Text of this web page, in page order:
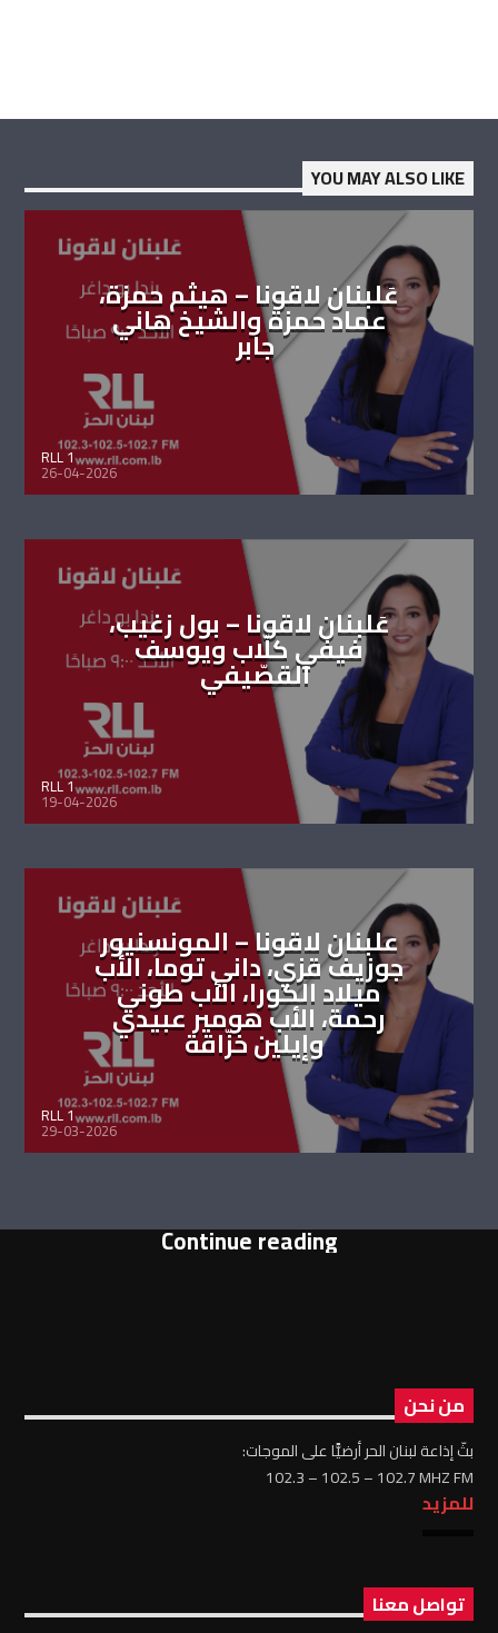
YOU MAY ALSO LIKE
عَلبنان لاقونا – هيثم حمزة،
عماد حمزة والشيخ هاني
جابر
RLL 1
26-04-2026
عَلبنان لاقونا – بول زغيب،
فيفي كلّاب ويوسف
القصّيفي
RLL 1
19-04-2026
علبنان لاقونا – المونسنيور
جوزيف قزي، داني توما، الأب
ميلاد الكورا، الأب طوني
رحمة، الأب هومير عبيدي
وإيلين خزّاقة
RLL 1
29-03-2026
Continue reading
من نحن
بثّ إذاعة لبنان الحر أرضيًّا على الموجات:
102.3 – 102.5 – 102.7 MHZ FM
للمزيد
تواصل معنا